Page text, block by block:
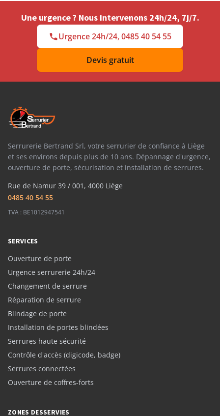
Une urgence ? Nous intervenons 24h/24, 7j/7.
Urgence 24h/24, 0485 40 54 55
Devis gratuit
Serrurerie Bertrand Srl, votre serrurier de confiance à Liège
et ses environs depuis plus de 10 ans. Dépannage d'urgence,
ouverture de porte, sécurisation et installation de serrures.
Rue de Namur 39 / 001, 4000 Liège
0485 40 54 55
TVA : BE1012947541
SERVICES
Ouverture de porte
Urgence serrurerie 24h/24
Changement de serrure
Réparation de serrure
Blindage de porte
Installation de portes blindées
Serrures haute sécurité
Contrôle d'accès (digicode, badge)
Serrures connectées
Ouverture de coffres-forts
ZONES DESSERVIES